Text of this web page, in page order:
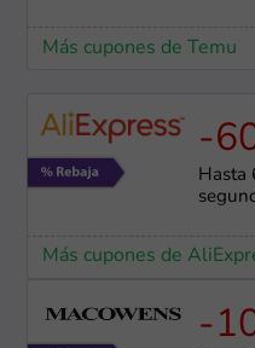
Más cupones de Temu
-
Hasta
Más cupones de
-